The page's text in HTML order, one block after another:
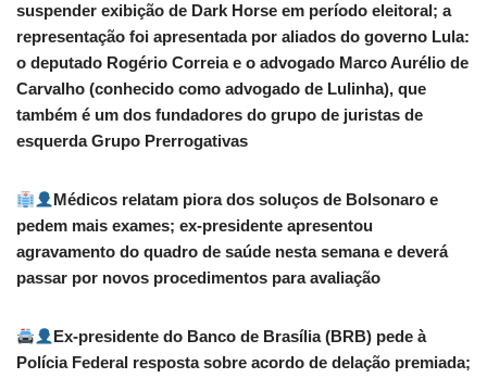
suspender exibição de Dark Horse em período eleitoral; a
representação foi apresentada por aliados do governo Lula:
o deputado Rogério Correia e o advogado Marco Aurélio de
Carvalho (conhecido como advogado de Lulinha), que
também é um dos fundadores do grupo de juristas de
esquerda Grupo Prerrogativas
Médicos relatam piora dos soluços de Bolsonaro e
pedem mais exames; ex-presidente apresentou
agravamento do quadro de saúde nesta semana e deverá
passar por novos procedimentos para avaliação
Ex-presidente do Banco de Brasília (BRB) pede à
Polícia Federal resposta sobre acordo de delação premiada;